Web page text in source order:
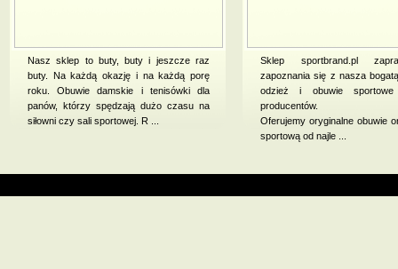
Nasz sklep to buty, buty i jeszcze raz
buty. Na każdą okazję i na każdą porę
roku. Obuwie damskie i tenisówki dla
panów, którzy spędzają dużo czasu na
siłowni czy sali sportowej. R ...
Sklep sportbrand.pl
zapoznania się z nasza
odzież i obuwie sportowe
producentów.
Oferujemy oryginalne obuwie
sportową od najle ...